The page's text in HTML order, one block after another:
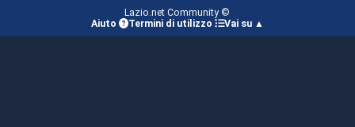
Lazio.net Community ©
Aiuto
Termini di utilizzo Vai su ▲